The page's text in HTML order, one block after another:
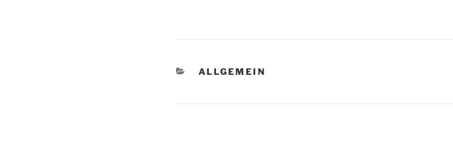
KATEGORIEN
ALLGEMEIN